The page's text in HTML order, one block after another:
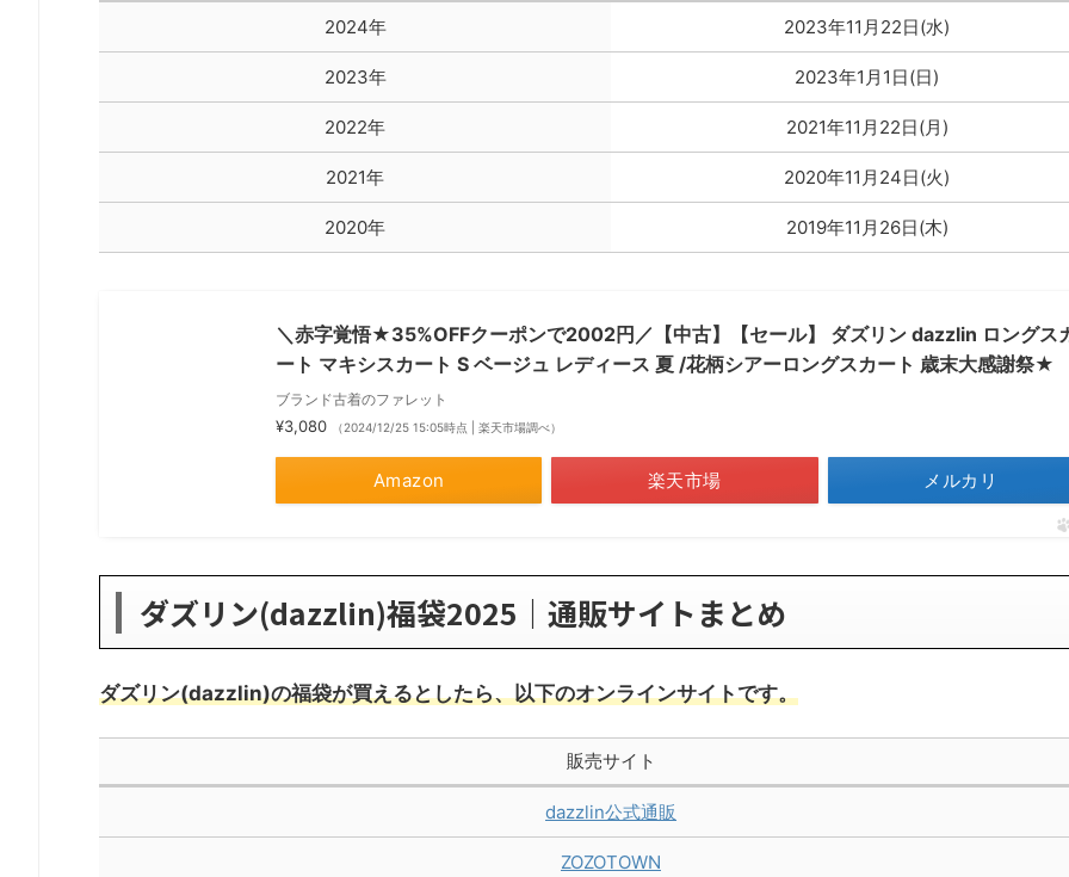
2024年 2023年11月22日(水)
2023年 2023年1月1日(日)
2022年 2021年11月22日(月)
2021年 2020年11月24日(火)
2020年 2019年11月26日(木)
＼赤字覚悟★35%OFFクーポンで2002円／【中古】【セール】 ダズリン dazzlin ロングス
ート マキシスカート S ベージュ レディース 夏 /花柄シアーロングスカート 歳末大感謝祭★
ブランド古着のファレット
¥3,080 （2024/12/25 15:05時点 | 楽天市場調べ）
Amazon 楽天市場 メルカリ
ダズリン(dazzlin)福袋2025｜通販サイトまとめ
ダズリン(dazzlin)の福袋が買えるとしたら、以下のオンラインサイトです。
販売サイト
dazzlin公式通販
ZOZOTOWN